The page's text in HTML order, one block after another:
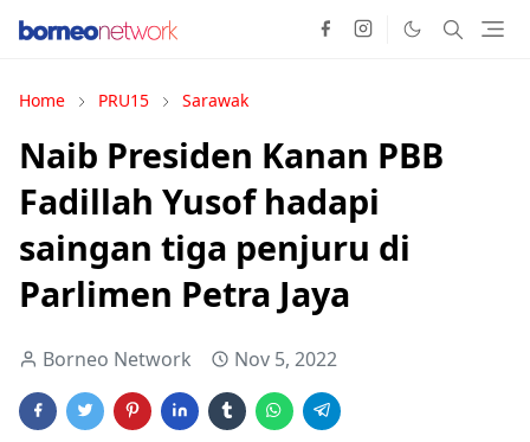
Home PRU15 Sarawak
Naib Presiden Kanan PBB
Fadillah Yusof hadapi
saingan tiga penjuru di
Parlimen Petra Jaya
Borneo Network Nov 5, 2022